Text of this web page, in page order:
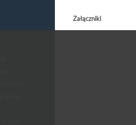
Załączniki